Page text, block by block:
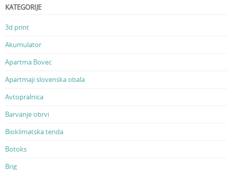
KATEGORIJE
3d print
Akumulator
Apartma Bovec
Apartmaji slovenska obala
Avtopralnica
Barvanje obrvi
Bioklimatska tenda
Botoks
Brig